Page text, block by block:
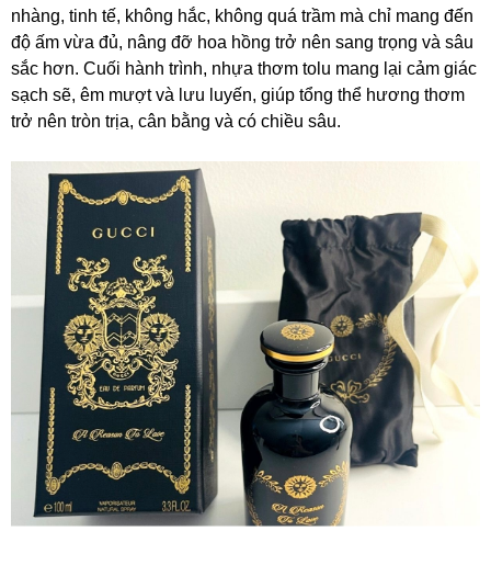
nhàng, tinh tế, không hắc, không quá trầm mà chỉ mang đến
độ ấm vừa đủ, nâng đỡ hoa hồng trở nên sang trọng và sâu
sắc hơn. Cuối hành trình, nhựa thơm tolu mang lại cảm giác
sạch sẽ, êm mượt và lưu luyến, giúp tổng thể hương thơm
trở nên tròn trịa, cân bằng và có chiều sâu.